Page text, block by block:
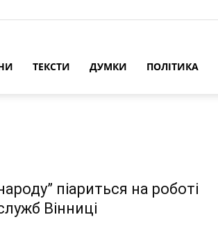
ТЕКСТИ ДУМКИ ПОЛІТИКА
піариться на роботі
Вінниці